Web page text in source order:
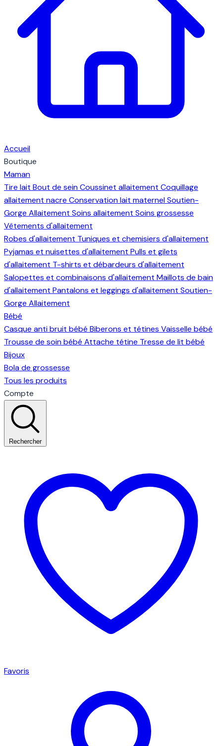
Accueil
Boutique
Maman
Tire lait Bout de seinCoussinet allaitement Coquillage
allaitement nacre Conservation lait maternelSoutien-
Gorge Allaitement Soins allaitement Soins grossesse
Vêtements d'allaitement
Robes d'allaitement Tuniques et chemisiers d'allaitement
Pyjamas et nuisettes d'allaitement Pulls et gilets
d'allaitement T-shirts et débardeurs d'allaitement
Salopettes et combinaisons d'allaitement Maillots de bain
d'allaitement Pantalons et leggings d'allaitement Soutien-
Gorge Allaitement
Bébé
Casque anti bruit bébé Biberons et tétines Vaisselle bébé
Trousse de soin bébé Attache tétine Tresse de lit bébé
Bijoux
Bola de grossesse
Tous les produits
Compte
Rechercher
Favoris